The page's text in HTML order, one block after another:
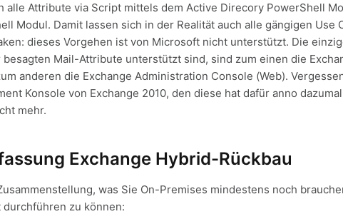
alle Attribute via Script mittels dem Active Direcory PowerShell
Modul. Damit lassen sich in der Realität auch alle gängigen Use
dieses Vorgehen ist von Microsoft nicht unterstützt. Die
Mail-Attribute unterstützt sind, sind zum einen die
anderen die Exchange Administration Console (Web).
Konsole von Exchange 2010, den diese hat dafür anno
mehr.
Exchange Hybrid-Rückbau
was Sie On-Premises mindestens noch
zu können: